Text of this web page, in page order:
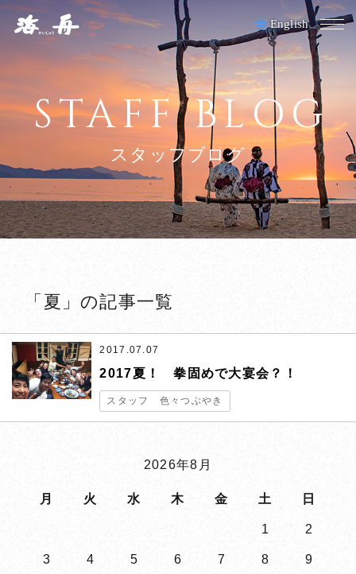
English
お料理
夕日ヶ浦温泉/施設
正社員募集
スタッフブログ
記念日のお客様
プライバシーポリシー
English
ご宿泊予約
STAFF BLOG
スタッフブログ
「夏」の記事一覧
2017.07.07
2017夏！ 拳固めで大宴会？！
スタッフ 色々つぶやき
2026年8月
月 火 水 木 金 土 日
1 2
3 4 5 6 7 8 9